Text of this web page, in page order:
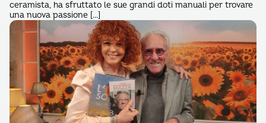
ceramista, ha sfruttato le sue grandi doti manuali per trovare
una nuova passione […]